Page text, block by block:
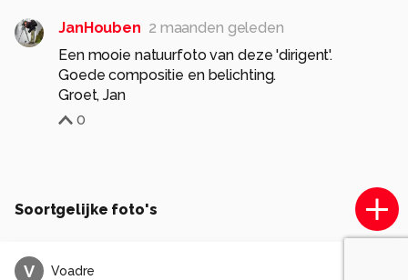
JanHouben 2 maanden geleden
Een mooie natuurfoto van deze 'dirigent'.
Goede compositie en belichting.
Groet, Jan
0
Soortgelijke foto's
V Voadre